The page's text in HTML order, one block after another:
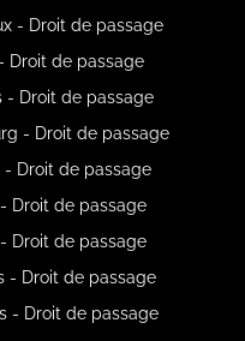
- Droit de passage
Droit de passage
- Droit de passage
- Droit de passage
- Droit de passage
Droit de passage
Droit de passage
- Droit de passage
- Droit de passage